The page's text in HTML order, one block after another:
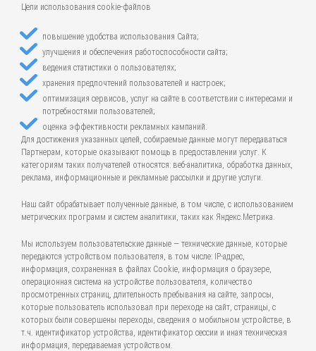
Цели использования cookie-файлов
повышение удобства использования Сайта;
улучшения и обеспечения работоспособности сайта;
ведения статистики о пользователях;
хранения предпочтений пользователей и настроек;
оптимизация сервисов, услуг на сайте в соответствии с интересами и
потребностями пользователей;
оценка эффективности рекламных кампаний.
Для достижения указанных целей, собираемые данные могут передаваться
Партнерам, которые оказывают помощь в предоставлении услуг. К
категориям таких получателей относятся: веб-аналитика, обработка данных,
реклама, информационные и рекламные рассылки и другие услуги.
Наш сайт обрабатывает полученные данные, в том числе, с использованием
метрических программ и систем аналитики, таких как Яндекс.Метрика.
Мы используем пользовательские данные — технические данные, которые
передаются устройством пользователя, в том числе: IP-адрес,
информация, сохраненная в файлах Cookie, информация о браузере,
операционная система на устройстве пользователя, количество
просмотренных страниц, длительность пребывания на сайте, запросы,
которые пользователь использовал при переходе на сайт, страницы, с
которых были совершены переходы, сведения о мобильном устройстве, в
т.ч. идентификатор устройства, идентификатор сессии и иная техническая
информация, передаваемая устройством.